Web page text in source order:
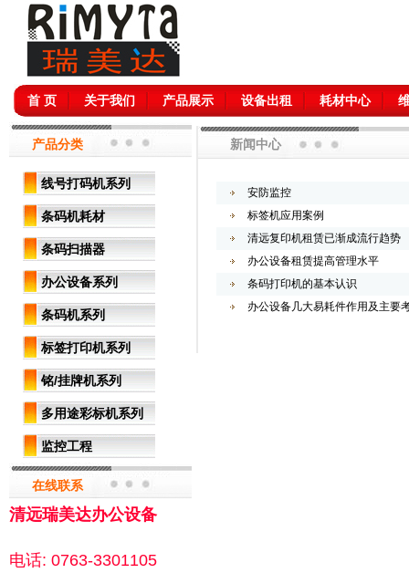
首 页 关于我们 产品展示 设备出租 耗材中心
产品分类
线号打码机系列
条码机耗材
条码扫描器
办公设备系列
条码机系列
标签打印机系列
铭/挂牌机系列
多用途彩标机系列
监控工程
在线联系
清远瑞美达办公设备
电话: 0763-3301105
新闻中心
安防监控
标签机应用案例
清远复印机租赁已渐成流行趋势
办公设备租赁提高管理水平
条码打印机的基本认识
办公设备几大易耗件作用及主要